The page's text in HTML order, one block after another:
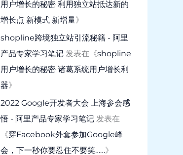
用户增长的秘密 利用独立站抵达新的
增长点 新模式 新增量》
shopline跨境独立站引流秘籍 - 阿里
产品专家学习笔记 发表在《shopline
用户增长的秘密 诸葛系统用户增长利
器》
2022 Google开发者大会 上海参会感
悟 - 阿里产品专家学习笔记 发表在
《穿Facebook外套参加Google峰
会，下一秒你要忍住不要笑……》